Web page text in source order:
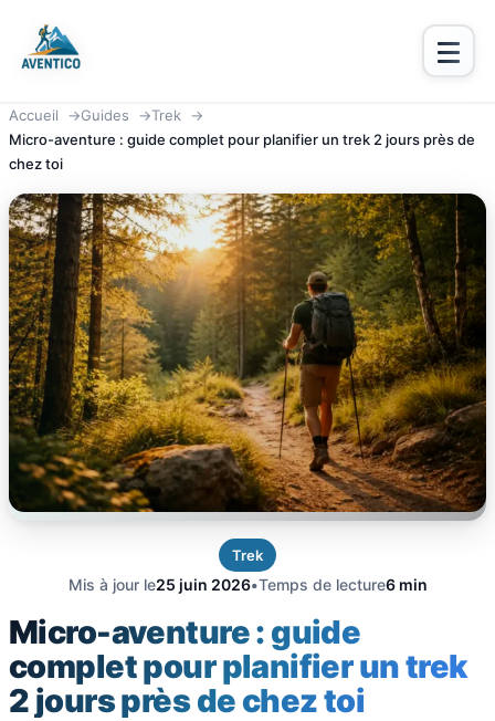
Aventico
Accueil Guides
Trek
Micro-aventure : guide complet pour planifier un trek 2 jours près de
chez toi
Trek
Mis à jour le25 juin 2026•Temps de lecture6 min
Micro-aventure : guide
complet pour planifier un trek
2 jours près de chez toi